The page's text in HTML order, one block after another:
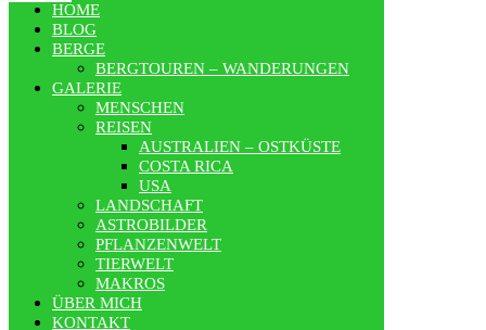
HOME
BLOG
BERGE
BERGTOUREN – WANDERUNGEN
GALERIE
MENSCHEN
REISEN
AUSTRALIEN – OSTKÜSTE
COSTA RICA
USA
LANDSCHAFT
ASTROBILDER
PFLANZENWELT
TIERWELT
MAKROS
ÜBER MICH
KONTAKT